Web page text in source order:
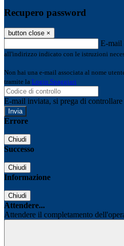
Recupero password
button close ×
E-mail
all'indirizzo indicato con le istruzioni
Non hai una e-mail associata al nome
tramite la Login Spaggiari
E-mail inviata, si prega di
Errore
Chiudi
Successo
Chiudi
Informazione
Chiudi
Attendere...
Attendere il completamento